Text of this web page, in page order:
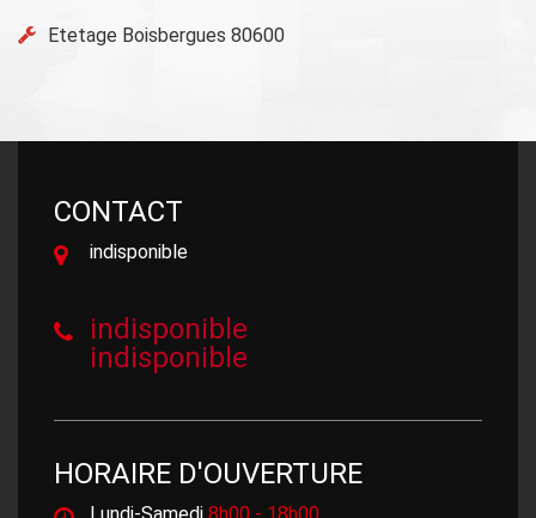
Etetage Boisbergues 80600
CONTACT
indisponible
indisponible
indisponible
HORAIRE D'OUVERTURE